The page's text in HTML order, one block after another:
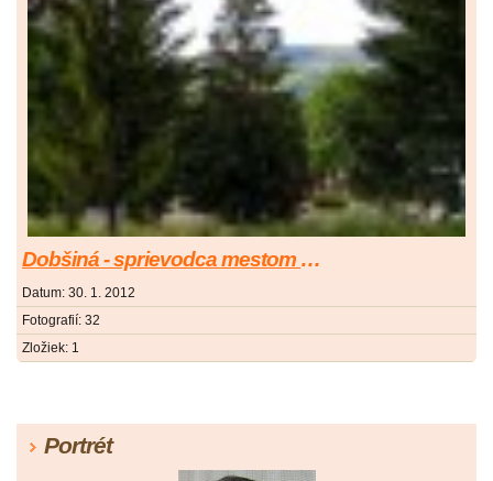
Dobšiná - sprievodca mestom a okolím
Datum: 30. 1. 2012
Fotografií: 32
Zložiek: 1
Portrét